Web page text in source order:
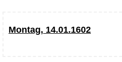
Montag, 14.01.1602